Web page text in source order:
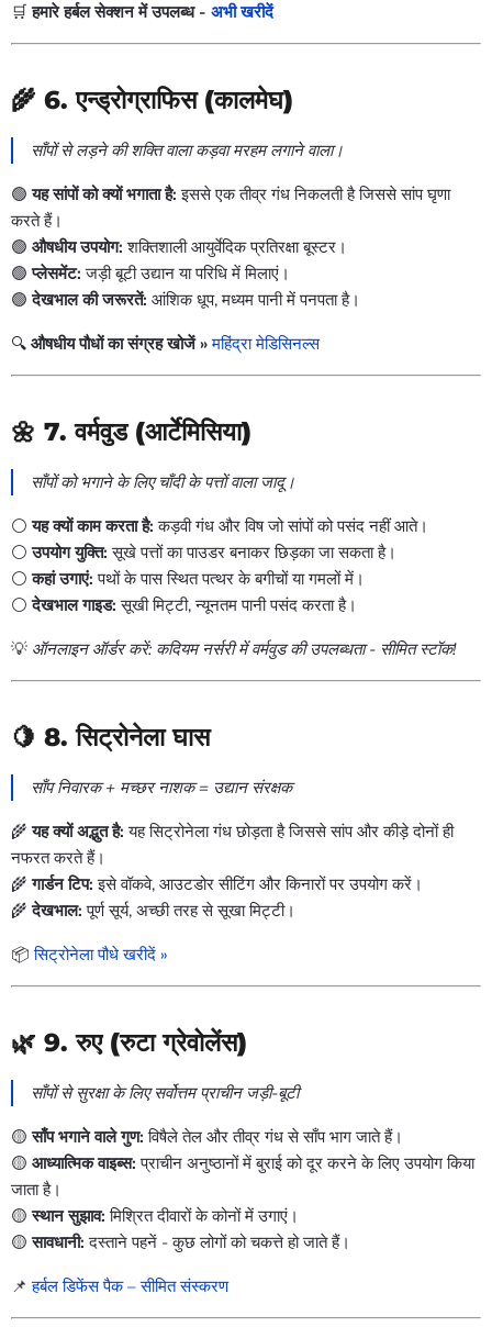
🛒हमारे हर्बल सेक्शन में उपलब्ध - अभी खरीदें
🌾 6.एन्ड्रोग्राफिस (कालमेघ)
साँपों से लड़ने की शक्ति वाला कड़वा मरहम लगाने वाला।
🟢यह सांपों को क्यों भगाता है: इससे एक तीव्र गंध निकलती है जिससे सांप घृणा
करते हैं।
🟢 औषधीय उपयोग: शक्तिशाली आयुर्वेदिक प्रतिरक्षा बूस्टर।
🟢प्लेसमेंट: जड़ी बूटी उद्यान या परिधि में मिलाएं।
🟢देखभाल की जरूरतें: आंशिक धूप, मध्यम पानी में पनपता है।
🔍 औषधीय पौधों का संग्रह खोजें » महिंद्रा मेडिसिनल्स
🌼 7.वर्मवुड (आर्टेमिसिया)
साँपों को भगाने के लिए चाँदी के पत्तों वाला जादू।
⚪यह क्यों काम करता है: कड़वी गंध और विष जो सांपों को पसंद नहीं आते।
⚪उपयोग युक्ति: सूखे पत्तों का पाउडर बनाकर छिड़का जा सकता है।
⚪कहां उगाएं: पथों के पास स्थित पत्थर के बगीचों या गमलों में।
⚪देखभाल गाइड: सूखी मिट्टी, न्यूनतम पानी पसंद करता है।
💡 ऑनलाइन ऑर्डर करें: कदियम नर्सरी में वर्मवुड की उपलब्धता - सीमित स्टॉक!
🍋 8.सिट्रोनेला घास
साँप निवारक + मच्छर नाशक = उद्यान संरक्षक
🌾यह क्यों अद्भुत है: यह सिट्रोनेला गंध छोड़ता है जिससे सांप और कीड़े दोनों ही
नफरत करते हैं।
🌾गार्डन टिप: इसे वॉकवे, आउटडोर सीटिंग और किनारों पर उपयोग करें।
🌾देखभाल: पूर्ण सूर्य, अच्छी तरह से सूखा मिट्टी।
📦सिट्रोनेला पौधे खरीदें »
🌿 9.रुए (रुटा ग्रेवोलेंस)
साँपों से सुरक्षा के लिए सर्वोत्तम प्राचीन जड़ी-बूटी
🟡साँप भगाने वाले गुण: विषैले तेल और तीव्र गंध से साँप भाग जाते हैं।
🟡 आध्यात्मिक वाइब्स: प्राचीन अनुष्ठानों में बुराई को दूर करने के लिए उपयोग किया
जाता है।
🟡स्थान सुझाव: मिश्रित दीवारों के कोनों में उगाएं।
🟡सावधानी: दस्ताने पहनें - कुछ लोगों को चकत्ते हो जाते हैं।
📌हर्बल डिफेंस पैक – सीमित संस्करण